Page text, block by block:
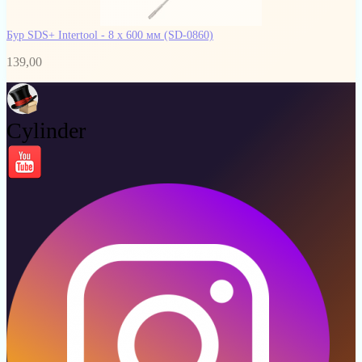
Бур SDS+ Intertool - 8 х 600 мм (SD-0860)
139,00
Cylinder